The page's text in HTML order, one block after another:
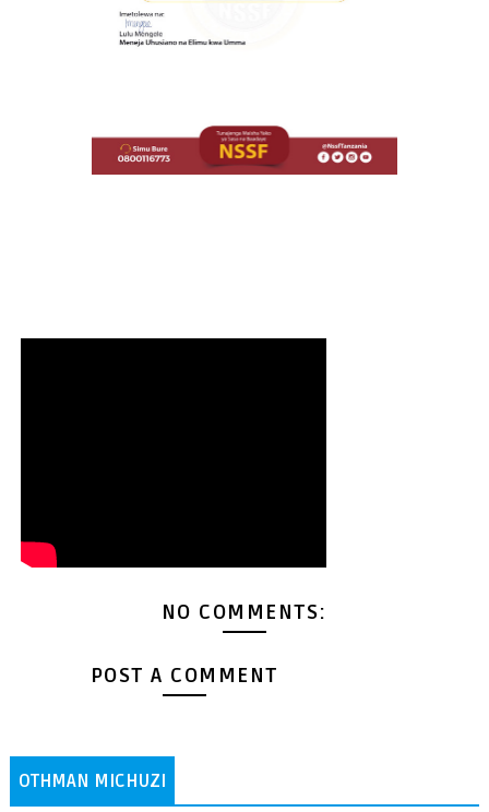
NO COMMENTS:
POST A COMMENT
OTHMAN MICHUZI